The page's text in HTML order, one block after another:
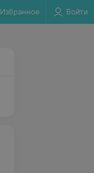
Избранное Войти